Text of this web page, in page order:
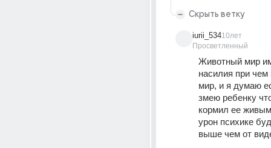
Скрыть ветку
iurii_534
Просветленный
10лет
Животный мир
насилия при
мир, и я думаю
змею ребенку
кормил ее
урон психике
выше чем от